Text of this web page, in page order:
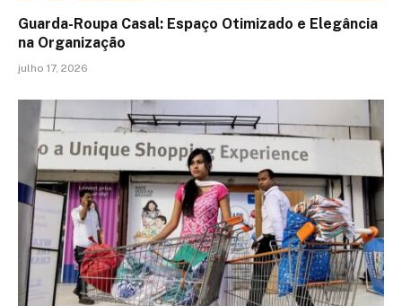
Guarda-Roupa Casal: Espaço Otimizado e Elegância
na Organização
julho 17, 2026